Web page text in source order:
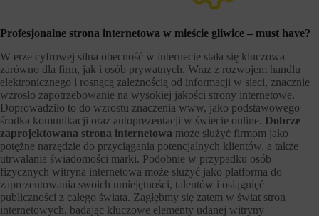
Profesjonalne strona internetowa w mieście gliwice – must have?
W erze cyfrowej silna obecność w internecie stała się kluczowa
zarówno dla firm, jak i osób prywatnych. Wraz z rozwojem handlu
elektronicznego i rosnącą zależnością od informacji w sieci, znacznie
wzrosło zapotrzebowanie na wysokiej jakości strony internetowe.
Doprowadziło to do wzrostu znaczenia www, jako podstawowego
środka komunikacji oraz autoprezentacji w świecie online. Dobrze
zaprojektowana strona internetowa może służyć firmom jako
potężne narzędzie do przyciągania potencjalnych klientów, a także
utrwalania świadomości marki. Podobnie w przypadku osób
fizycznych witryna internetowa może służyć jako platforma do
zaprezentowania swoich umiejętności, talentów i osiągnięć
publiczności z całego świata. Zagłębmy się zatem w świat stron
internetowych, badając kluczowe elementy udanej witryny